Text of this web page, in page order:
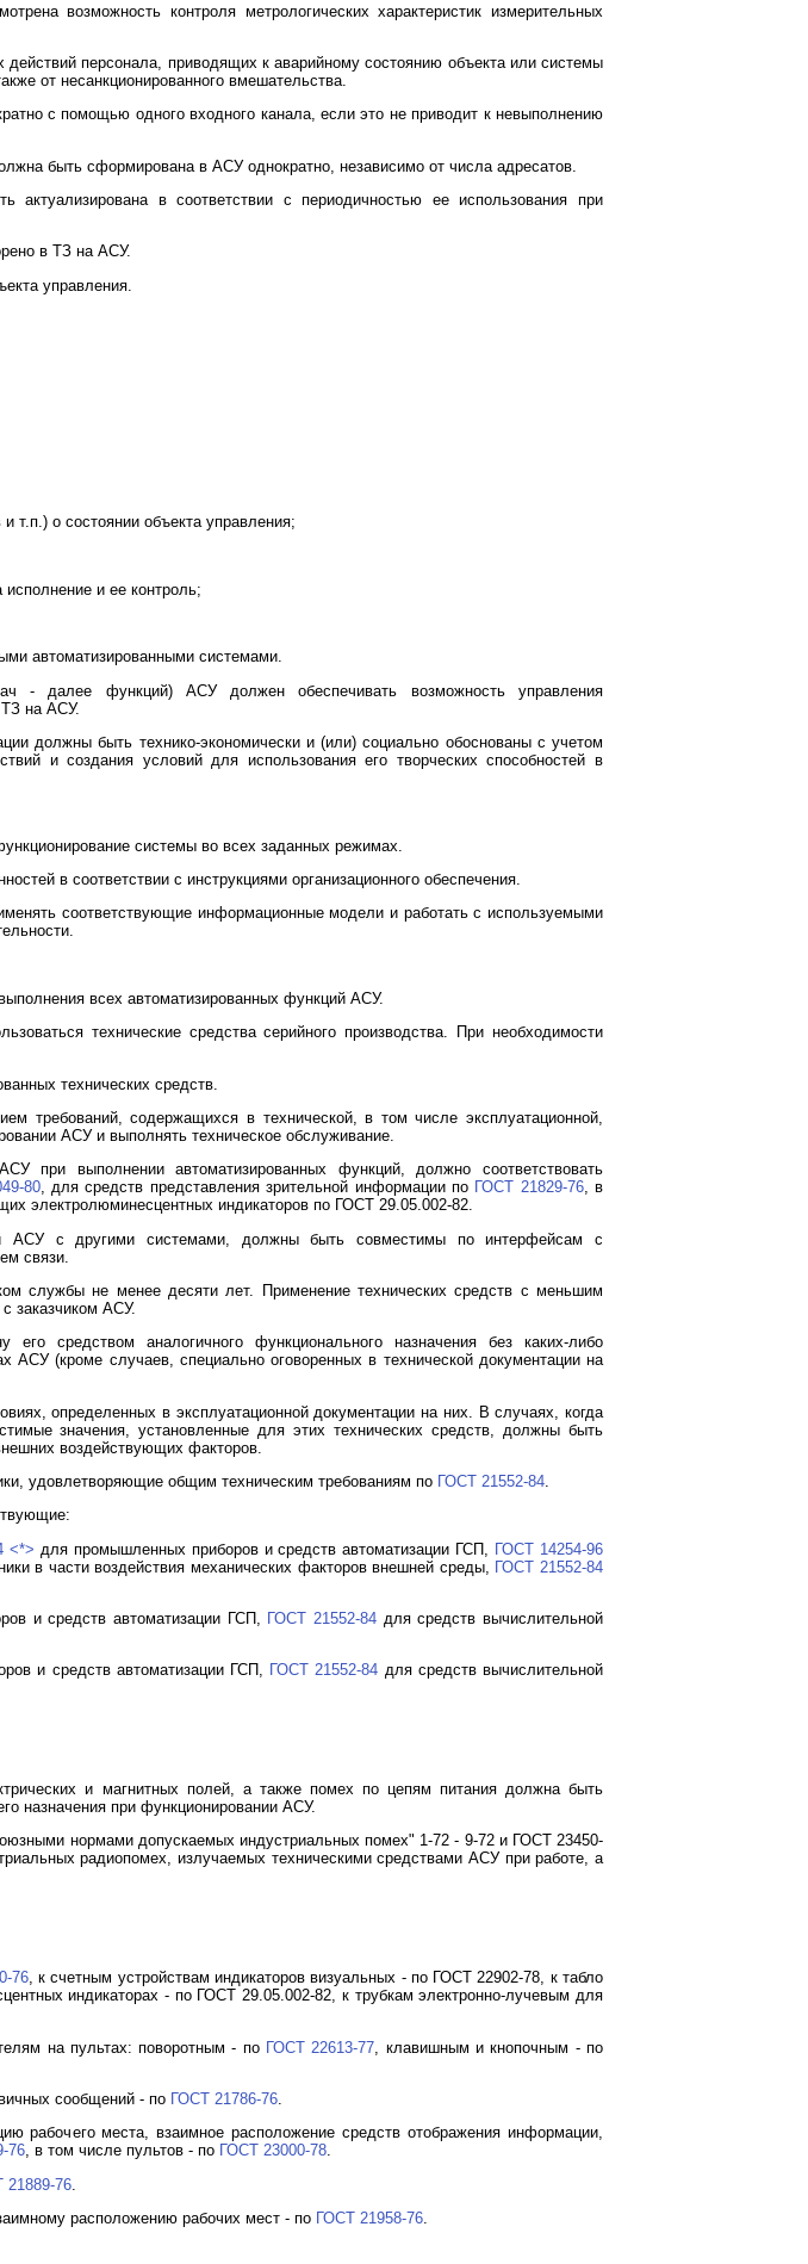
возможность контроля метрологических характеристик измерительных
персонала, приводящих к аварийному состоянию объекта или системы
от несанкционированного вмешательства.
с помощью одного входного канала, если это не приводит к невыполнению
быть сформирована в АСУ однократно, независимо от числа адресатов.
в соответствии с периодичностью ее использования при
в ТЗ на АСУ.
управления.
т.п.) о состоянии объекта управления;
и ее контроль;
автоматизированными системами.
- далее функций) АСУ должен обеспечивать возможность управления
ТЗ на АСУ.
должны быть технико-экономически и (или) социально обоснованы с учетом
и создания условий для использования его творческих способностей в
системы во всех заданных режимах.
в соответствии с инструкциями организационного обеспечения.
соответствующие информационные модели и работать с используемыми
всех автоматизированных функций АСУ.
технические средства серийного производства. При необходимости
технических средств.
требований, содержащихся в технической, в том числе эксплуатационной,
АСУ и выполнять техническое обслуживание.
при выполнении автоматизированных функций, должно соответствовать
80, для средств представления зрительной информации по ГОСТ 21829-76, в
электролюминесцентных индикаторов по ГОСТ 29.05.002-82.
АСУ с другими системами, должны быть совместимы по интерфейсам с
связи.
службы не менее десяти лет. Применение технических средств с меньшим
заказчиком АСУ.
средством аналогичного функционального назначения без каких-либо
АСУ (кроме случаев, специально оговоренных в технической документации на
определенных в эксплуатационной документации на них. В случаях, когда
значения, установленные для этих технических средств, должны быть
воздействующих факторов.
удовлетворяющие общим техническим требованиям по ГОСТ 21552-84
<*> для промышленных приборов и средств автоматизации ГСП, ГОСТ 14254-96
в части воздействия механических факторов внешней среды, ГОСТ 21552-84
и средств автоматизации ГСП, ГОСТ 21552-84для средств вычислительной
и средств автоматизации ГСП, ГОСТ 21552-84 для средств вычислительной
и магнитных полей, а также помех по цепям питания должна быть
назначения при функционировании АСУ.
нормами допускаемых индустриальных помех" 1-72 - 9-72 и ГОСТ 23450-
радиопомех, излучаемых техническими средствами АСУ при работе, а
76, к счетным устройствам индикаторов визуальных - по ГОСТ 22902-78, к табло
индикаторах - по ГОСТ 29.05.002-82, к трубкам электронно-лучевым для
на пультах: поворотным - по ГОСТ 22613-77 , клавишным и кнопочным - по
сообщений - по ГОСТ 21786-76.
рабочего места, взаимное расположение средств отображения информации,
76, в том числе пультов - по ГОСТ 23000-78.
21889-76
расположению рабочих мест - по ГОСТ 21958-76.